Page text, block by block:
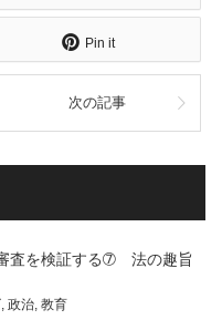
Pin it
次の記事
査を検証する➆ 法の趣旨
, 政治, 教育